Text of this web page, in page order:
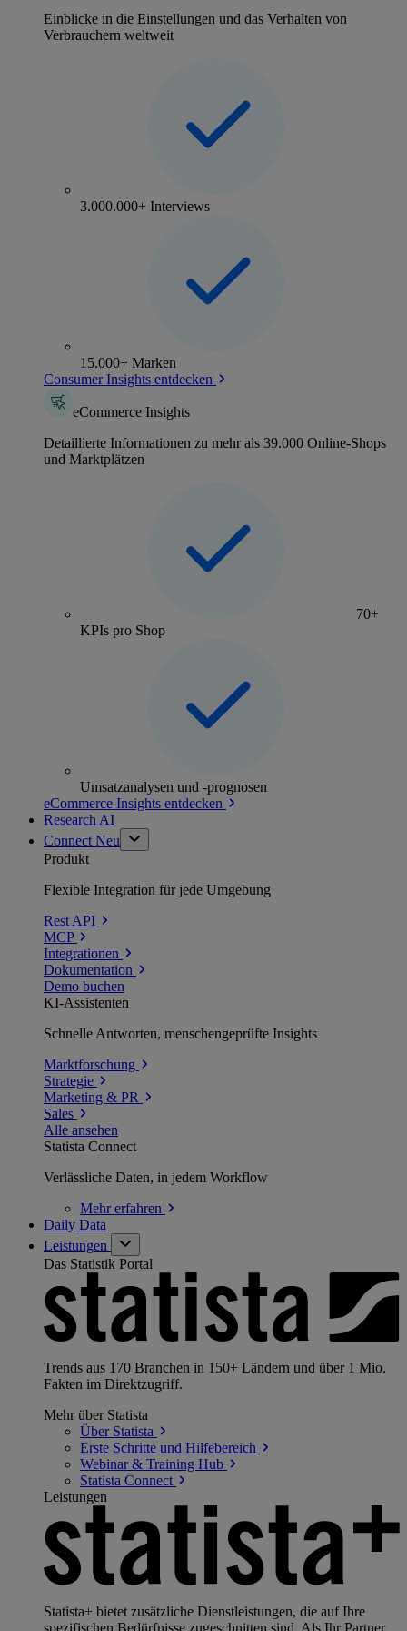
Einblicke in die Einstellungen und das Verhalten von
Verbrauchern weltweit
3.000.000+ Interviews
15.000+ Marken
Consumer Insights entdecken
eCommerce Insights
Detaillierte Informationen zu mehr als 39.000 Online-Shops
und Marktplätzen
70+
KPIs pro Shop
Umsatzanalysen und -prognosen
eCommerce Insights entdecken
Research AI
Connect Neu
Produkt
Flexible Integration für jede Umgebung
Rest API
MCP
Integrationen
Dokumentation
Demo buchen
KI-Assistenten
Schnelle Antworten, menschengeprüfte Insights
Marktforschung
Strategie
Marketing & PR
Sales
Alle ansehen
Statista Connect
Verlässliche Daten, in jedem Workflow
Mehrerfahren
Daily Data
Leistungen
Das Statistik Portal
Trends aus 170 Branchen in 150+ Ländern und über 1 Mio.
Fakten im Direktzugriff.
Mehr über Statista
Über Statista
Erste Schritte und Hilfebereich
Webinar & Training Hub
Statista Connect
Leistungen
Statista+ bietet zusätzliche Dienstleistungen, die auf Ihre
spezifischen Bedürfnisse zugeschnitten sind. Als Ihr Partner